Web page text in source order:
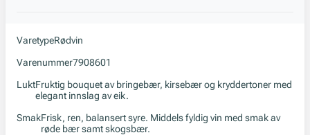
VaretypeRødvin
Varenummer7908601
LuktFruktig bouquet av bringebær, kirsebær og kryddertoner med
elegant innslag av eik.
SmakFrisk, ren, balansert syre. Middels fyldig vin med smak av
røde bær samt skogsbær.